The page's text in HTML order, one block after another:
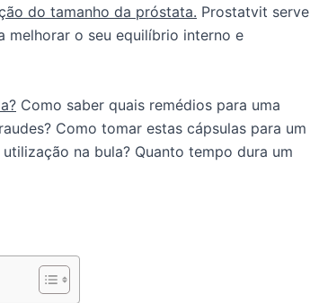
do tamanho da próstata. Prostatvit serve
o seu equilíbrio interno e
Como saber quais remédios para uma
Como tomar estas cápsulas para um
na bula? Quanto tempo dura um